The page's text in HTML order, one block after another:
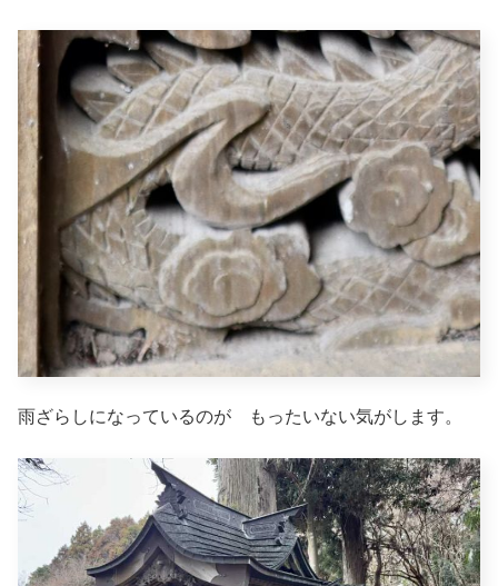
雨ざらしになっているのが もったいない気がします。